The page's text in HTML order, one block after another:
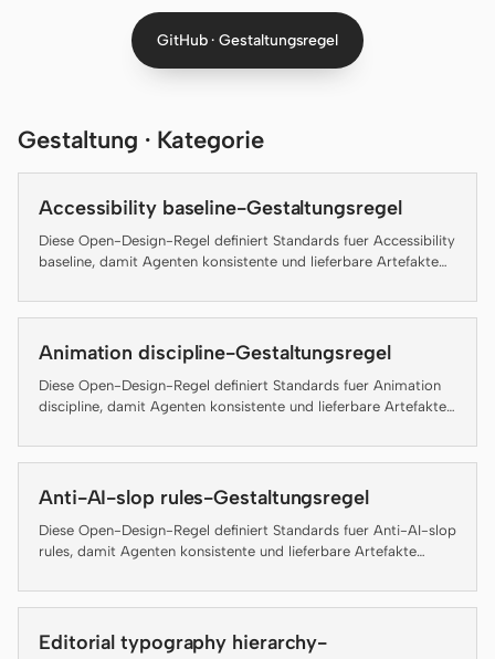
Claude Code
OpenCode
Gemini CLI
Qwen Code
Grok Build
Kimi CLI
DeepSeek TUI
Trae CLI
Aider
Antigravity
GitHub · Gestaltungsregel
Gestaltung · Kategorie
Accessibility baseline-Gestaltungsregel
Diese Open-Design-Regel definiert Standards fuer Accessibility
baseline, damit Agenten konsistente und lieferbare Artefakte
Animation discipline-Gestaltungsregel
Diese Open-Design-Regel definiert Standards fuer Animation
discipline, damit Agenten konsistente und lieferbare Artefakte
Anti-AI-slop rules-Gestaltungsregel
Diese Open-Design-Regel definiert Standards fuer Anti-AI-slop
rules, damit Agenten konsistente und lieferbare Artefakte
Editorial typography hierarchy-